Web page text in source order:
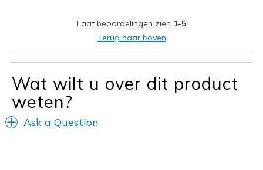
View On Shoes
Shoes are for Wearing
Laat beoordelingen zien 1-5
Terug naar boven
Wat wilt u over dit product
weten?
Ask a Question